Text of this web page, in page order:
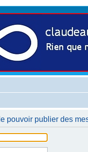
pouvoir publier des